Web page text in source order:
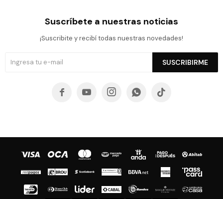
Suscríbete a nuestras noticias
¡Suscribite y recibí todas nuestras novedades!
SUSCRIBIRME
    